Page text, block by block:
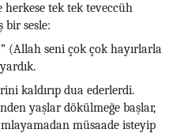
herkese tek tek teveccüh
bir sesle:
(Allah seni çok çok hayırlarla
kaldırıp dua ederlerdi.
yaşlar dökülmeğe başlar,
müsaade isteyip